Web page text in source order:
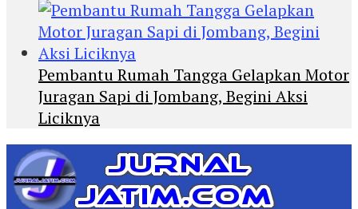
Pembantu Rumah Tangga Gelapkan Motor
Juragan Sapi di Jombang, Begini Aksi
Liciknya